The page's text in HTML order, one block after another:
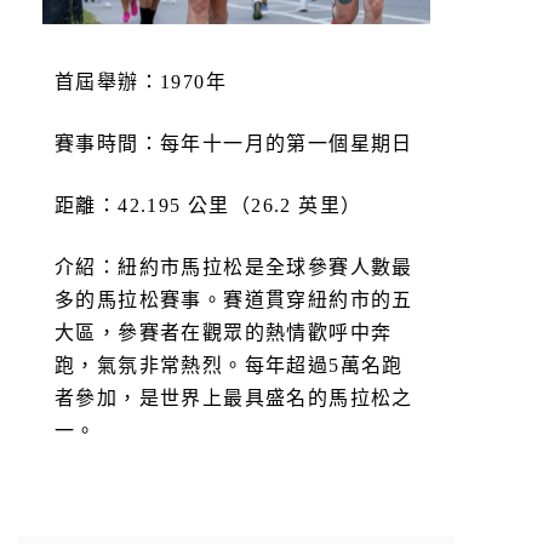
首屆舉辦：1970年
賽事時間：每年十一月的第一個星期日
距離：42.195 公里（26.2 英里）
介紹：紐約市馬拉松是全球參賽人數最
多的馬拉松賽事。賽道貫穿紐約市的五
大區，參賽者在觀眾的熱情歡呼中奔
跑，氣氛非常熱烈。每年超過5萬名跑
者參加，是世界上最具盛名的馬拉松之
一。